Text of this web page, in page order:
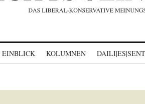
EINBLICK KOLUMNEN